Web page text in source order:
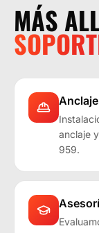
MÁS
anclaje
959.